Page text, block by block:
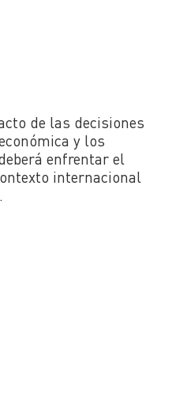
de las decisiones
y los
enfrentar el
internacional